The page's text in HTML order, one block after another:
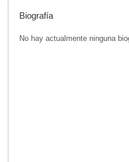
Biografía
No hay actualmente ninguna